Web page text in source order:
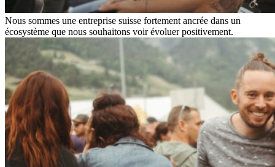
Nous sommes une entreprise suisse fortement ancrée dans un
écosystème que nous souhaitons voir évoluer positivement.